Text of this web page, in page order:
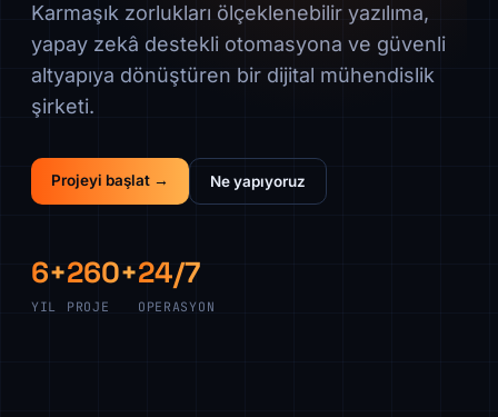
Karmaşık zorlukları ölçeklenebilir yazılıma,
yapay zekâ destekli otomasyona ve güvenli
altyapıya dönüştüren bir dijital mühendislik
şirketi.
Projeyi başlat → Ne yapıyoruz
6+
YIL
260+
PROJE
24/7
OPERASYON